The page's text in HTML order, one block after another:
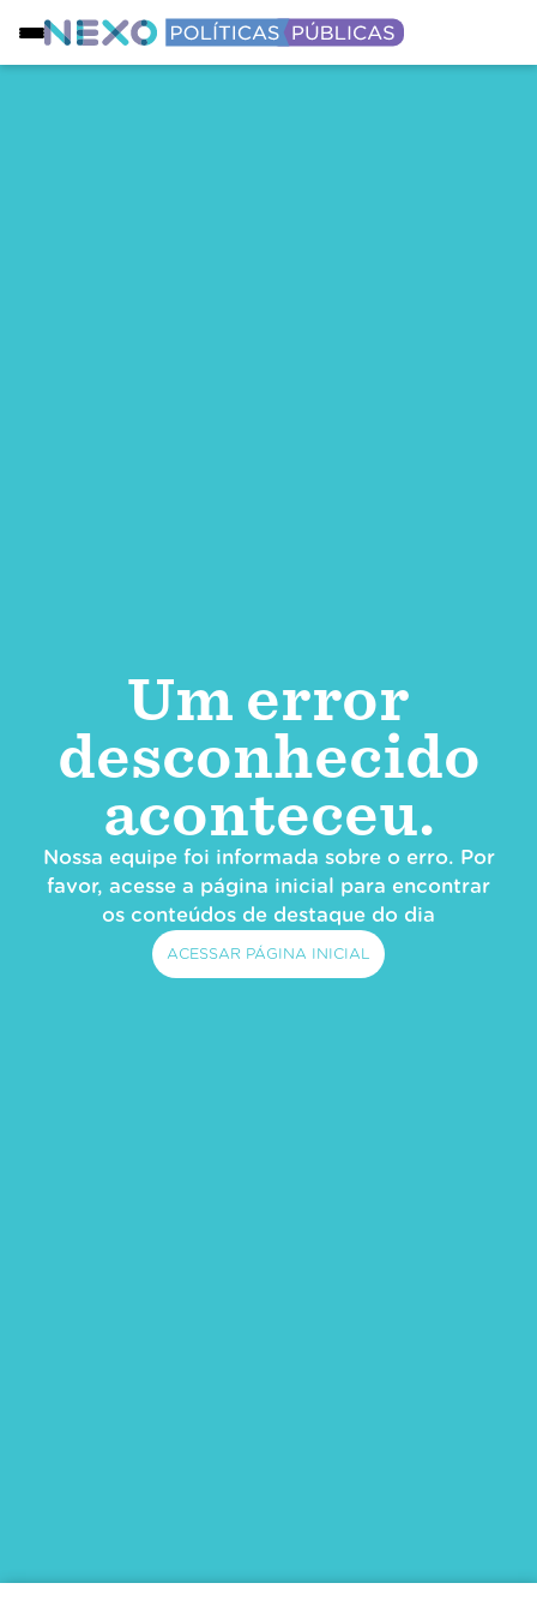
Um error
desconhecido
aconteceu.
Nossa equipe foi informada sobre o erro. Por
favor, acesse a página inicial para encontrar
os conteúdos de destaque do dia
ACESSAR PÁGINA INICIAL